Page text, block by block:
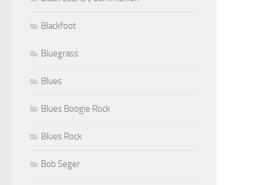
Blackfoot
Bluegrass
Blues
Blues Boogie Rock
Blues Rock
Bob Seger